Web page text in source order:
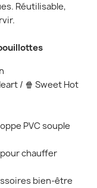
Réutilisable,
/ 🍿 Sweet Hot
PVC souple
chauffer
bien-être